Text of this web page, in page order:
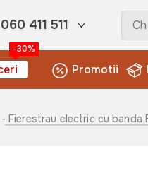
060 411 511
-30%
Promotii
- Fierestrau electric cu banda